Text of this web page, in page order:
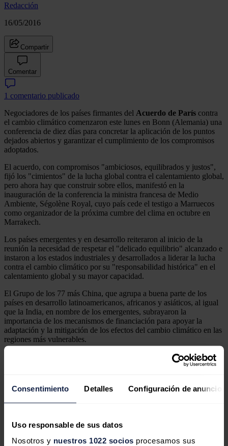
Consentimiento Detalles Configuración de anuncios
Uso responsable de sus datos
Nosotros y nuestros 1022 socios procesamos sus
Redacción
16/05/2016
Compartir
Comentar
1 comentario publicado
Negociadores de los países firmantes del Acuerdo de París contra
el cambio climático comenzaron este lunes en Bonn (Alemania) una
conferencia de diez días para concretar la aplicación de los puntos
dejados abiertos y garantizar el cumplimiento de los compromisos
adoptados.
El acuerdo, con compromisos "ambiciosos, equilibrados y justos",
fijó los "cimientos" de la lucha global contra el calentamiento global,
pero ahora hay que construir sobre ellos, manifestó en la
inauguración de la conferencia la ministra francesa de Medio
Ambiente, Ségolène Royal, cuyo país cede el testigo a Marruecos
como organizador de la próxima cumbre del clima en octubre en
Marrakech.
Los países emergentes y en desarrollo reiteraron al inicio de la
reunión la necesidad de respetar el "delicado equilibrio" alcanzado e
instaron a los estados industriales y desarrollados a liderar la lucha
contra el cambio climático por su "responsabilidad histórica" en el
calentamiento global y su mayor capacidad.
El Grupo de los 77 más China, que agrupa a buena parte de los
países en desarrollo latinoamericanos, africanos y asiáticos, al igual
que la India, en nombre de los emergentes, subrayaron la
importancia de los mecanismos de financiación para apoyar la
adaptación y la mitigación de los efectos del cambio climático en las
regiones más vulnerables.
Entre los puntos claves para estos países están también la
transferencia de tecnología desde los países desarrollados y la
El Acuerdo de París, adoptado por 195 países, incluyó el
compromiso de mantener el aumento de la temperatura media
1,5 grados.